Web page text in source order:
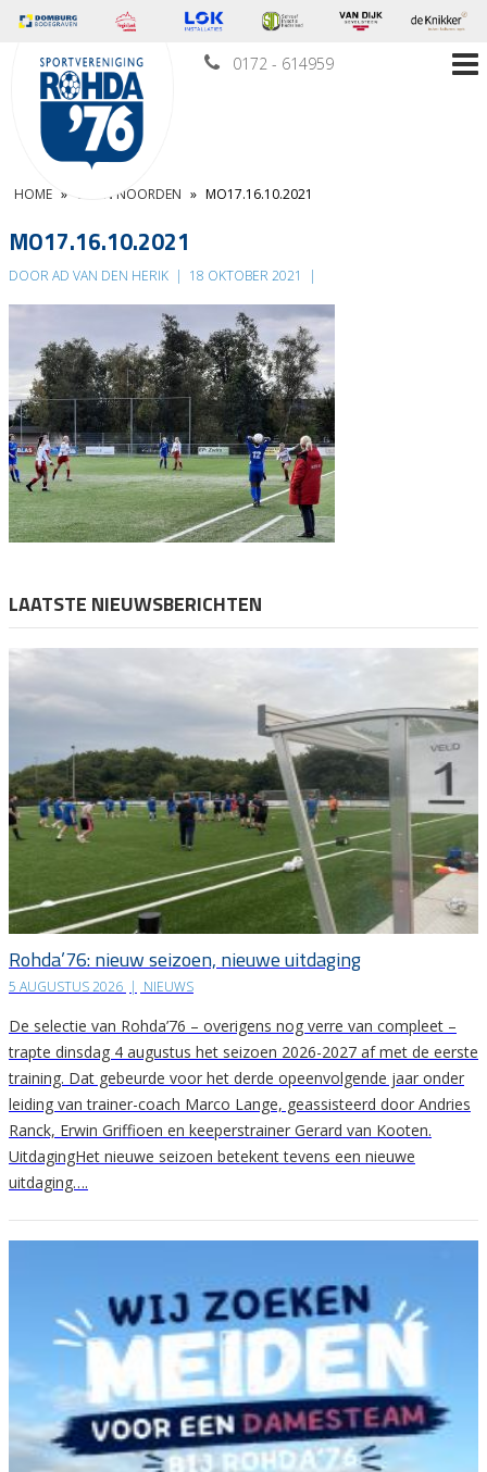
0172 - 614959
HOME » UIT IN NOORDEN » MO17.16.10.2021
MO17.16.10.2021
DOOR AD VAN DEN HERIK | 18 OKTOBER 2021 |
LAATSTE NIEUWSBERICHTEN
Rohda’76: nieuw seizoen, nieuwe uitdaging
5 AUGUSTUS 2026 | NIEUWS
De selectie van Rohda’76 – overigens nog verre van compleet –
trapte dinsdag 4 augustus het seizoen 2026-2027 af met de eerste
training. Dat gebeurde voor het derde opeenvolgende jaar onder
leiding van trainer-coach Marco Lange, geassisteerd door Andries
Ranck, Erwin Griffioen en keeperstrainer Gerard van Kooten.
UitdagingHet nieuwe seizoen betekent tevens een nieuwe
uitdaging….